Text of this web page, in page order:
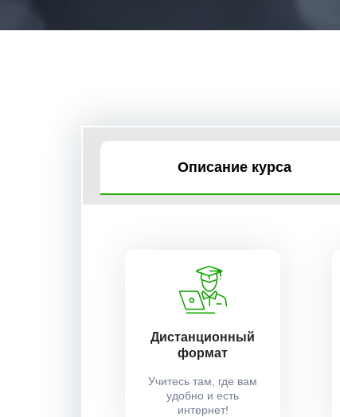
Описание курса
Дистанционный
формат
Учитесь там, где вам
удобно и есть
интернет!